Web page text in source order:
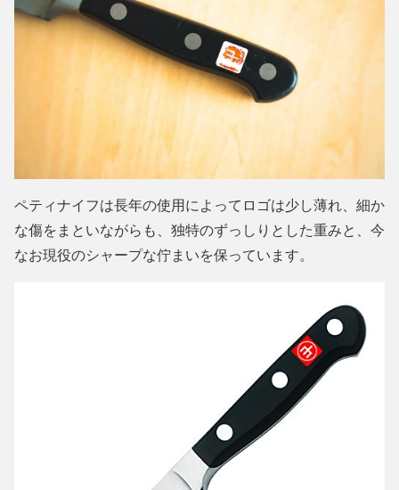
ペティナイフは長年の使用によってロゴは少し薄れ、細か
な傷をまといながらも、独特のずっしりとした重みと、今
なお現役のシャープな佇まいを保っています。